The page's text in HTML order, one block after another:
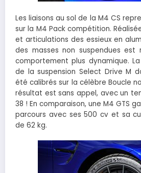
Les liaisons au sol de la M4 CS
sur la M4 Pack compétition.
et articulations des essieux en
des masses non suspendues est
comportement plus dynamique.
de la suspension Select Drive M
été calibrés sur la célèbre Boucle
résultat est sans appel, avec un
38 ! En comparaison, une M4 GTS
parcours avec ses 500 cv et sa
de 62 kg.